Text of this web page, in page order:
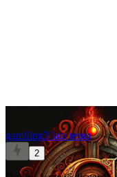
gamlling3 lata temu
2